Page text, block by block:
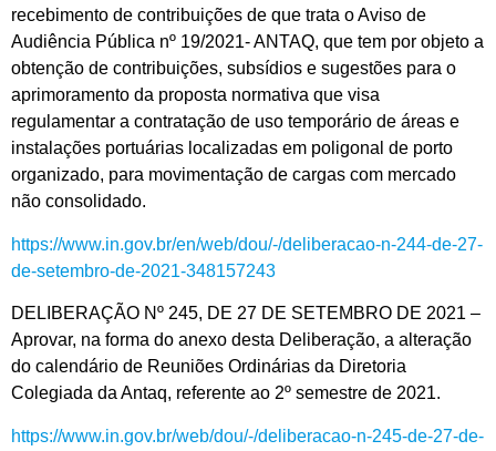
recebimento de contribuições de que trata o Aviso de
Audiência Pública nº 19/2021- ANTAQ, que tem por objeto a
obtenção de contribuições, subsídios e sugestões para o
aprimoramento da proposta normativa que visa
regulamentar a contratação de uso temporário de áreas e
instalações portuárias localizadas em poligonal de porto
organizado, para movimentação de cargas com mercado
não consolidado.
https://www.in.gov.br/en/web/dou/-/deliberacao-n-244-de-27-
de-setembro-de-2021-348157243
DELIBERAÇÃO Nº 245, DE 27 DE SETEMBRO DE 2021 –
Aprovar, na forma do anexo desta Deliberação, a alteração
do calendário de Reuniões Ordinárias da Diretoria
Colegiada da Antaq, referente ao 2º semestre de 2021.
https://www.in.gov.br/web/dou/-/deliberacao-n-245-de-27-de-